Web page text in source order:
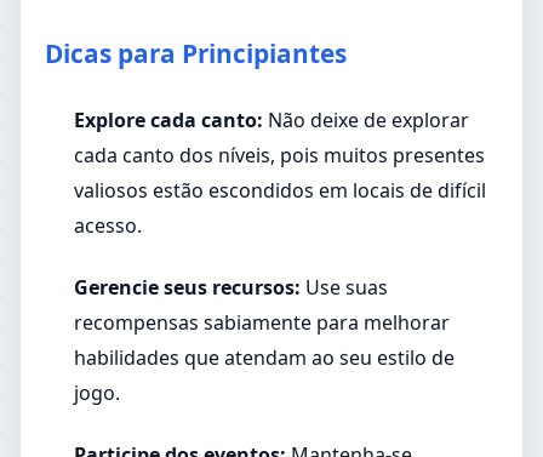
Dicas para Principiantes
Explore cada canto: Não deixe de explorar
cada canto dos níveis, pois muitos presentes
valiosos estão escondidos em locais de difícil
acesso.
Gerencie seus recursos: Use suas
recompensas sabiamente para melhorar
habilidades que atendam ao seu estilo de
jogo.